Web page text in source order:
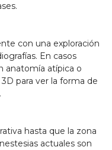
con una exploración
En casos
anatomía atípica o
para ver la forma de
hasta que la zona
actuales son